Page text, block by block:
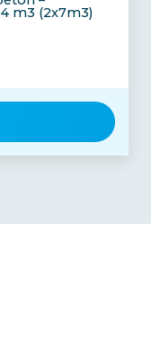
m3 (2x7m3)